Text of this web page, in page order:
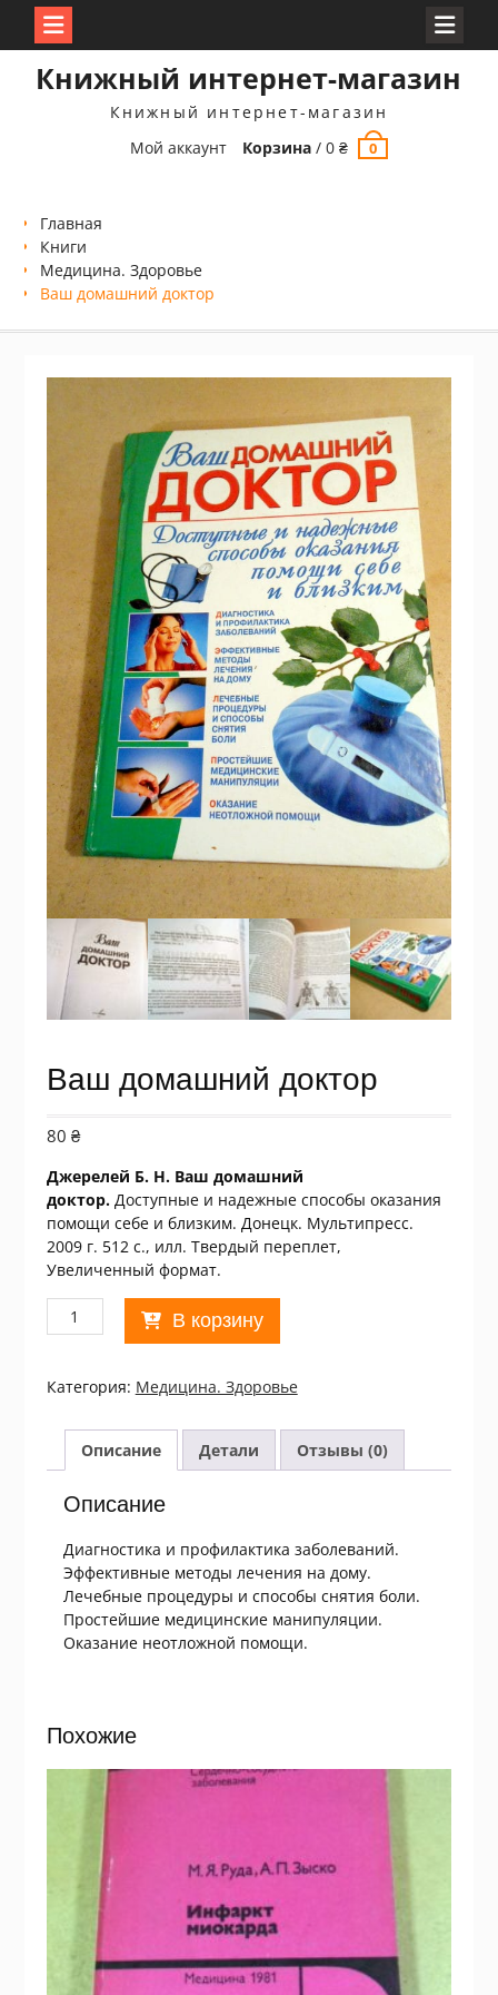
Книжный интернет-магазин
Книжный интернет-магазин
Мой аккаунт
Корзина /0₴ 0
Главная
Книги
Медицина. Здоровье
Ваш домашний доктор
Ваш домашний доктор
80 ₴
Джерелей Б. Н. Ваш домашний
доктор. Доступные и надежные способы оказания
помощи себе и близким. Донецк. Мультипресс.
2009 г. 512 с., илл. Твердый переплет,
Увеличенный формат.
Количество
товара
домашний
В корзину
Категория: Медицина. Здоровье
Описание Детали Отзывы (0)
Описание
Диагностика и профилактика заболеваний.
Эффективные методы лечения на дому.
Лечебные процедуры и способы снятия боли.
Простейшие медицинские манипуляции.
Оказание неотложной помощи.
Похожие